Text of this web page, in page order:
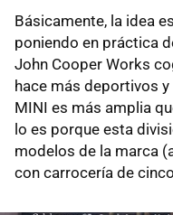
Básicamente, la idea
poniendo en práctica
John Cooper Works
hace más deportivos
MINI es más amplia
lo es porque esta
modelos de la marca
con carrocería de